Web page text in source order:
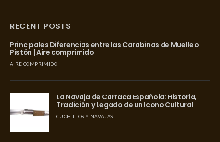
RECENT POSTS
Principales Diferencias entre las Carabinas de Muelle o
Pistón | Aire comprimido
AIRE COMPRIMIDO
La Navaja de Carraca Española: Historia,
Tradición y Legado de un Icono Cultural
CUCHILLOS Y NAVAJAS